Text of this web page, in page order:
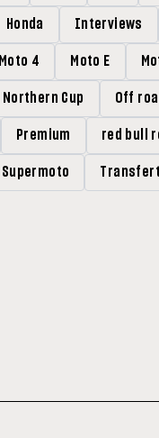
Honda Interviews
Moto 4 Moto E
Northern Cup Off
Premium red bull
Supermoto